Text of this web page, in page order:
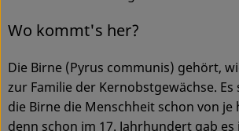
Haltbares
Getränke
Drogerie
Wo kommt's her?
Die Birne (Pyrus communis) gehört,
zur Familie der Kernobstgewächse.
die Birne die Menschheit schon von je
denn schon im 17. Jahrhundert gab